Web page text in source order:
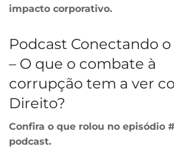
impacto corporativo.
Podcast Conectando
– O que o combate à
corrupção tem a ver
Direito?
Confira o que rolou no episódio
podcast.